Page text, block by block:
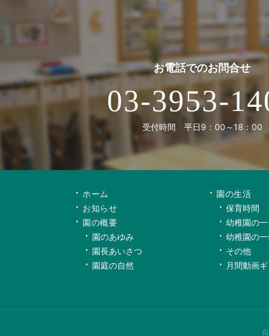
お電話でのお問合せ
03-3953-
受付時間 平日9：00～18：00
ホーム
お知らせ
園の概要
園のあゆみ
園長あいさつ
園庭の自然
園の生活
保育時間
幼稚園の一
幼稚園の
その他
月間動画